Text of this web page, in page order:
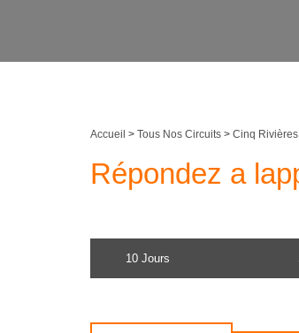
Accueil > Tous Nos Circuits > Cinq Rivières
Répondez a
10 Jours